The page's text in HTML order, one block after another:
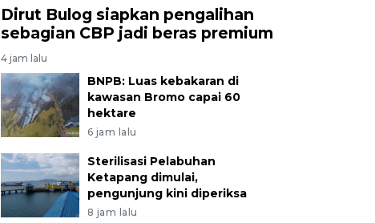
Dirut Bulog siapkan pengalihan
sebagian CBP jadi beras premium
4 jam lalu
BNPB: Luas kebakaran di
kawasan Bromo capai 60
hektare
6 jam lalu
Sterilisasi Pelabuhan
Ketapang dimulai,
pengunjung kini diperiksa
8 jam lalu